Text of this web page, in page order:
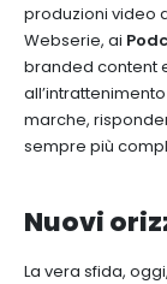
produzioni video
Webserie, ai
branded content
marche,
sempre più
Nuovi
La vera sfida,